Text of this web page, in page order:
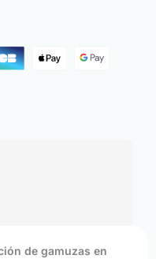
de gamuzas en